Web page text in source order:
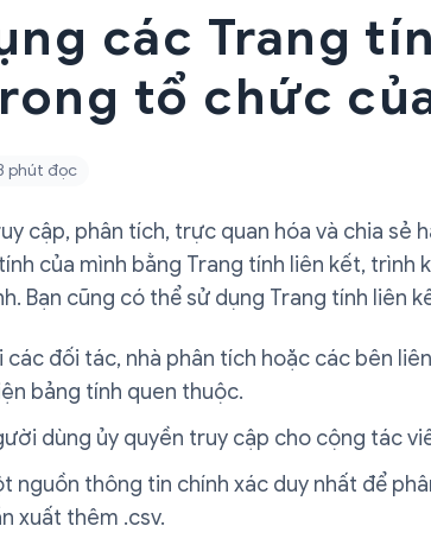
các Trang
tổ chức
phút đọc
cập, phân tích, trực quan hóa và chia sẻ
của mình bằng Trang tính liên kết, trình
Bạn cũng có thể sử dụng Trang tính liên
đối tác, nhà phân tích hoặc các bên
bảng tính quen thuộc.
dùng ủy quyền truy cập cho cộng tác
nguồn thông tin chính xác duy nhất để
xuất thêm .csv.